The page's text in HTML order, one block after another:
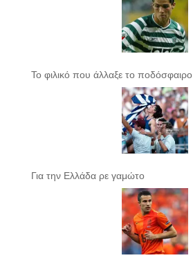
Το φιλικό που άλλαξε το ποδόσφαιρο
Για την Ελλάδα ρε γαμώτο